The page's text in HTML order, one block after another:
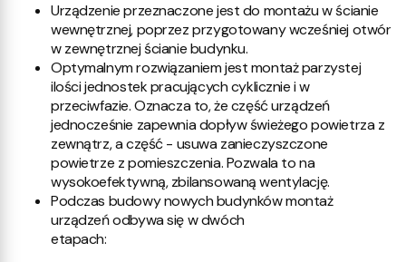
Urządzenie przeznaczone jest do montażu w ścianie
wewnętrznej, poprzez przygotowany wcześniej otwór
w zewnętrznej ścianie budynku.
Optymalnym rozwiązaniem jest montaż parzystej
ilości jednostek pracujących cyklicznie i w
przeciwfazie. Oznacza to, że część urządzeń
jednocześnie zapewnia dopływ świeżego powietrza z
zewnątrz, a część - usuwa zanieczyszczone
powietrze z pomieszczenia. Pozwala to na
wysokoefektywną, zbilansowaną wentylację.
Podczas budowy nowych budynków montaż
urządzeń odbywa się w dwóch
etapach: